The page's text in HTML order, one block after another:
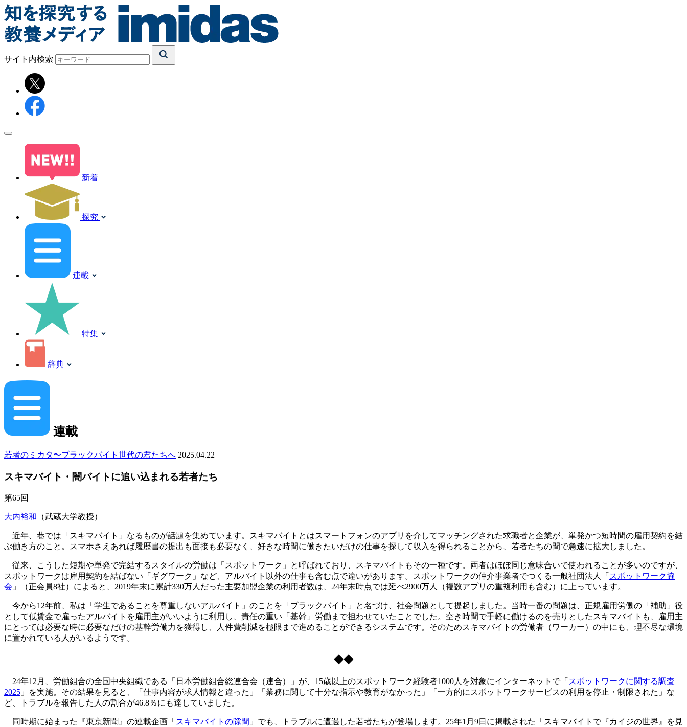
サイト内検索
新着
探究
連載
特集
辞典
連載
若者のミカタ〜ブラックバイト世代の君たちへ 2025.04.22
スキマバイト・闇バイトに追い込まれる若者たち
第65回
大内裕和 （武蔵大学教授）
近年、巷では「スキマバイト」なるものが話題を集めています。スキマバイトとはスマートフォンのアプリを介してマッチングされた求職者と企業が、単発かつ短時間の雇用契約を結
ぶ働き方のこと。スマホさえあれば履歴書の提出も面接も必要なく、好きな時間に働きたいだけの仕事を探して収入を得られることから、若者たちの間で急速に拡大しました。
従来、こうした短期や単発で完結するスタイルの労働は「スポットワーク」と呼ばれており、スキマバイトもその一種です。両者はほぼ同じ意味合いで使われることが多いのですが、
スポットワークは雇用契約を結ばない「ギグワーク」など、アルバイト以外の仕事も含む点で違いがあります。スポットワークの仲介事業者でつくる一般社団法人「 スポットワーク協
会 」（正会員8社）によると、2019年末に累計330万人だった主要加盟企業の利用者数は、24年末時点では延べ2900万人（複数アプリの重複利用も含む）に上っています。
今から12年前、私は「学生であることを尊重しないアルバイト」のことを「ブラックバイト」と名づけ、社会問題として提起しました。当時一番の問題は、正規雇用労働の「補助」役
として低賃金で雇ったアルバイトを雇用主がいいように利用し、責任の重い「基幹」労働まで担わせていたことでした。空き時間で手軽に働けるのを売りとしたスキマバイトも、雇用主
にとっては必要な時に必要なだけの基幹労働力を獲得し、人件費削減を極限まで進めることができるシステムです。そのためスキマバイトの労働者（ワーカー）の中にも、理不尽な環境
に置かれている人がいるようです。
◆◆
24年12月、労働組合の全国中央組織である「日本労働組合総連合会（連合）」が、15歳以上のスポットワーク経験者1000人を対象にインターネットで「 スポットワークに関する調査
2025 」を実施。その結果を見ると、「仕事内容が求人情報と違った」「業務に関して十分な指示や教育がなかった」「一方的にスポットワークサービスの利用を停止・制限された」な
ど、トラブルを報告した人の割合が46.8％にも達していました。
同時期に始まった『東京新聞』の連載企画「 スキマバイトの隙間 」でも、トラブルに遭遇した若者たちが登場します。25年1月9日に掲載された「スキマバイトで『カイジの世界』を見